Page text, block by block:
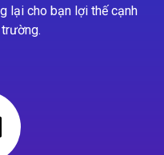
lại cho bạn lợi thế cạnh